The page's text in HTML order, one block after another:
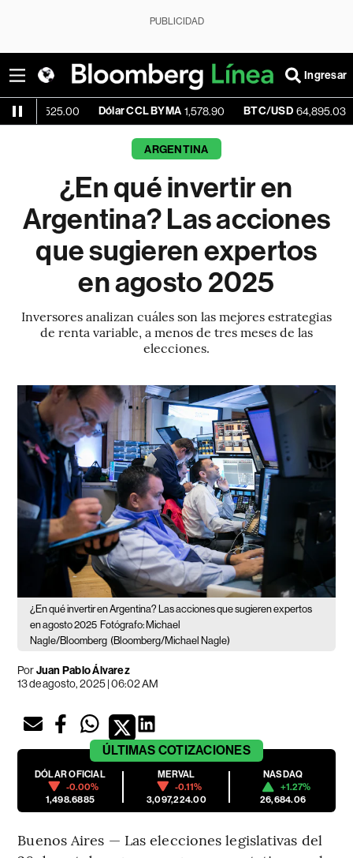
PUBLICIDAD
Ingresar
Dólar CCL BYMA 1,578.90 BTC/USD 64,895.03 +0.78%
ARGENTINA
¿En qué invertir en
Argentina? Las acciones
que sugieren expertos
en agosto 2025
Inversores analizan cuáles son las mejores estrategias
de renta variable, a menos de tres meses de las
elecciones.
¿En qué invertir en Argentina? Las acciones que sugieren expertos
en agosto 2025 Fotógrafo: Michael
Nagle/Bloomberg (Bloomberg/Michael Nagle)
PorJuan Pablo Álvarez
13 de agosto, 2025 | 06:02 AM
ÚLTIMAS COTIZACIONES
DÓLAR OFICIAL
-0.00%
1,498.6885
MERVAL
-0.11%
3,097,224.00
NASDAQ
+1.27%
26,684.06
Buenos Aires — Las elecciones legislativas del